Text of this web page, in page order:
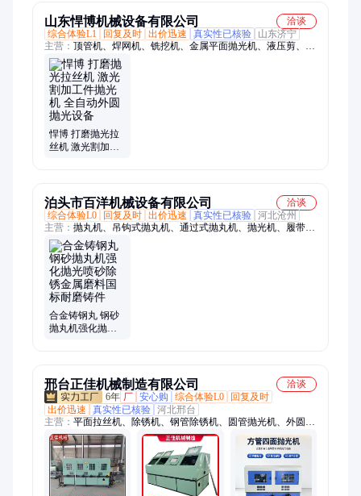
山东悍博机械设备有限公司
洽谈
综合体验L1
回复及时 出价迅速 真实性已核验
山东济宁
主营： 顶管机、焊网机、铣挖机、金属平面抛光机、液压剪、平
板夯、破碎锤、玻璃吸盘、粉碎钳、劈裂机、等离子切割机、锚
索切割机、扫地车、截桩机、挖机打桩机、板换夹紧器、劈裂
棒、生物质燃烧机、智能张拉设备、制氮机、污水处理设备、螺
旋钻机、喷砂机、渣浆泵、柴油泵车、液压扳手
悍博 打磨抛光拉
丝机 激光割加工
泊头市百洋机械设备有限公司
洽谈
综合体验L0
回复及时 出价迅速 真实性已核验 河北沧州
主营： 抛丸机、吊钩式抛丸机、通过式抛丸机、抛光机、履带式
抛丸机、钢结构抛丸机、钢板抛丸机、钢板预处理线、抛丸除锈
机、辊道通过式抛丸机、铸件抛丸机、除锈设备、钢丸
合金铸钢丸 钢砂
抛丸机强化抛光
邢台正佳机械制造有限公司
洽谈
6年 厂 安心购 综合体验L0
回复及时
出价迅速
真实性已核验 河北邢台
主营： 平面拉丝机、除锈机、钢管除锈机、圆管抛光机、外圆抛
光机、方管抛光机、圆管内孔抛光机、不锈钢管抛光机、弯管抛
光机、平面抛光机、方管除锈机、全自动抛光机、抛光机、铝管
抛光机、圆棒抛光机、轴抛光机、活塞杆抛光机、圆管外圆抛光
机、不锈钢抛光机、内孔抛光机、拉丝机、圆管拉丝机、圆管除